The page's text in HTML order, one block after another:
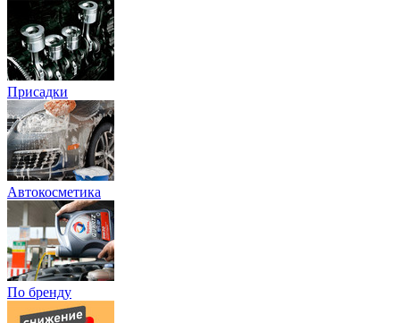
Присадки
Автокосметика
По бренду